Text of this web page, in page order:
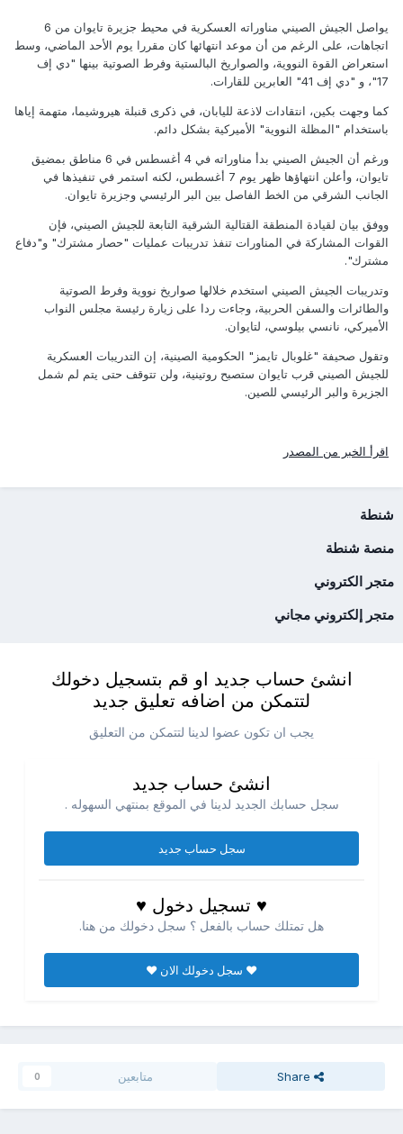
يواصل الجيش الصيني مناوراته العسكرية في محيط جزيرة تايوان من 6
اتجاهات، على الرغم من أن موعد انتهائها كان مقررا يوم الأحد الماضي، وسط
استعراض القوة النووية، والصواريخ البالستية وفرط الصوتية بينها "دي إف
17"، و "دي إف 41" العابرين للقارات.
كما وجهت بكين، انتقادات لاذعة لليابان، في ذكرى قنبلة هيروشيما، متهمة إياها
باستخدام "المظلة النووية" الأميركية بشكل دائم.
ورغم أن الجيش الصيني بدأ مناوراته في 4 أغسطس في 6 مناطق بمضيق
تايوان، وأعلن انتهاؤها ظهر يوم 7 أغسطس، لكنه استمر في تنفيذها في
الجانب الشرقي من الخط الفاصل بين البر الرئيسي وجزيرة تايوان.
ووفق بيان لقيادة المنطقة القتالية الشرقية التابعة للجيش الصيني، فإن
القوات المشاركة في المناورات تنفذ تدريبات عمليات "حصار مشترك" و"دفاع
مشترك".
وتدريبات الجيش الصيني استخدم خلالها صواريخ نووية وفرط الصوتية
والطائرات والسفن الحربية، وجاءت ردا على زيارة رئيسة مجلس النواب
الأميركي، نانسي بيلوسي، لتايوان.
وتقول صحيفة "غلوبال تايمز" الحكومية الصينية، إن التدريبات العسكرية
للجيش الصيني قرب تايوان ستصبح روتينية، ولن تتوقف حتى يتم لم شمل
الجزيرة والبر الرئيسي للصين.
اقرأ الخبر من المصدر
شنطة
منصة شنطة
متجر الكتروني
متجر إلكتروني مجاني
انشئ حساب جديد او قم بتسجيل دخولك
لتتمكن من اضافه تعليق جديد
يجب ان تكون عضوا لدينا لتتمكن من التعليق
انشئ حساب جديد
سجل حسابك الجديد لدينا في الموقع بمنتهي السهوله .
سجل حساب جديد
♥ تسجيل دخول ♥
هل تمتلك حساب بالفعل ؟ سجل دخولك من هنا.
♥ سجل دخولك الان ♥
Share متابعين 0